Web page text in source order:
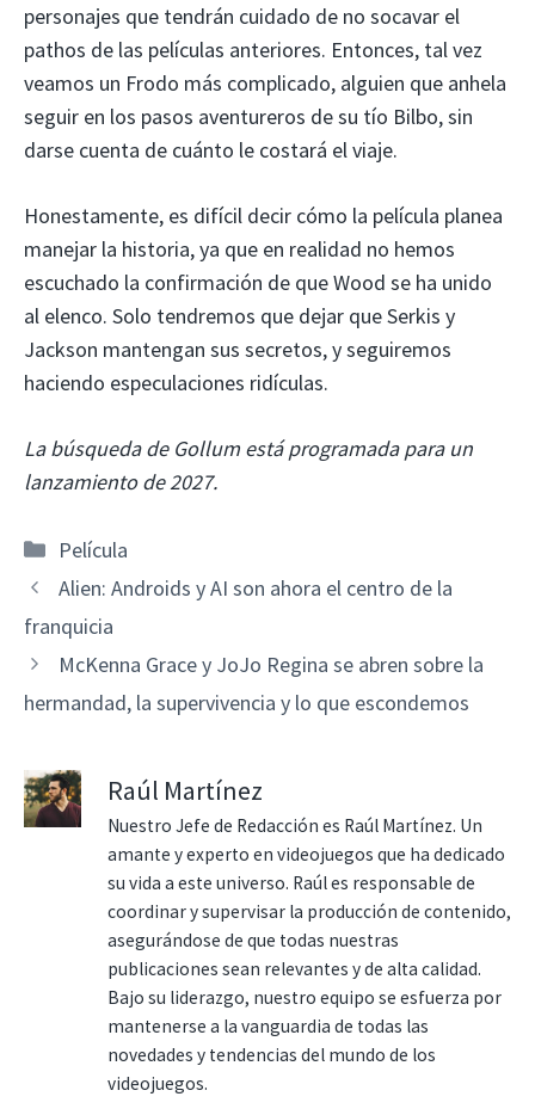
personajes que tendrán cuidado de no socavar el
pathos de las películas anteriores. Entonces, tal vez
veamos un Frodo más complicado, alguien que anhela
seguir en los pasos aventureros de su tío Bilbo, sin
darse cuenta de cuánto le costará el viaje.
Honestamente, es difícil decir cómo la película planea
manejar la historia, ya que en realidad no hemos
escuchado la confirmación de que Wood se ha unido
al elenco. Solo tendremos que dejar que Serkis y
Jackson mantengan sus secretos, y seguiremos
haciendo especulaciones ridículas.
La búsqueda de Gollum está programada para un
lanzamiento de 2027.
Categorías
Película
Alien: Androids y AI son ahora el centro de la
franquicia
McKenna Grace y JoJo Regina se abren sobre la
hermandad, la supervivencia y lo que escondemos
Raúl Martínez
Nuestro Jefe de Redacción es Raúl Martínez. Un
amante y experto en videojuegos que ha dedicado
su vida a este universo. Raúl es responsable de
coordinar y supervisar la producción de contenido,
asegurándose de que todas nuestras
publicaciones sean relevantes y de alta calidad.
Bajo su liderazgo, nuestro equipo se esfuerza por
mantenerse a la vanguardia de todas las
novedades y tendencias del mundo de los
videojuegos.